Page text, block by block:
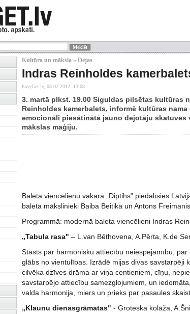
Kultūra un māksla » Dejas
Indras Reinholdes
EasyGet.lv, 08.02.2012. 13:08
3. martā plkst. 19.00 Siguldas pilsētas kultūras
Reinholdes kamerbalets, informē kultūras
emocionāli piesātinātā jauno dejotāju
mākslas maģiju.
Baleta viencēlienu vakarā „Diptihs" piedalīsies
baleta mākslinieki Baiba Beitika un Antons Freimanis.
Programmā: modernā baleta viencēlieni Indras
„Tabula rasa" – L.van Bēthovena, A.Pērta, K.de
Stāsts par harmonisku attiecību neiespējamību, par
glābs no vientulības. Izrādē mijas divas savstarpēji
cilvēka dzīves drāma ar viņa centieniem, cīņu,
savstarpējo attiecību samezglojumiem, un
valda harmonija, miers un prieks par pasaules
„Klaunu dienasgrāmatas" - Groteska kolāža,